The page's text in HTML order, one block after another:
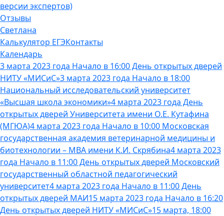
версии экспертов)
Отзывы
Светлана
Калькулятор ЕГЭКонтакты
Календарь
3 марта 2023 года Начало в 16:00 День открытых дверей
НИТУ «МИСиС»3 марта 2023 года Начало в 18:00
Национальный исследовательский университет
«Высшая школа экономики»4 марта 2023 года День
открытых дверей Университета имени О.Е. Кутафина
(МГЮА)4 марта 2023 года Начало в 10:00 Московская
государственная академия ветеринарной медицины и
биотехнологии – МВА имени К.И. Скрябина4 марта 2023
года Начало в 11:00 День открытых дверей Московский
государственный областной педагогический
университет4 марта 2023 года Начало в 11:00 День
открытых дверей МАИ15 марта 2023 года Начало в 16:20
День открытых дверей НИТУ «МИСиС»15 марта, 18:00